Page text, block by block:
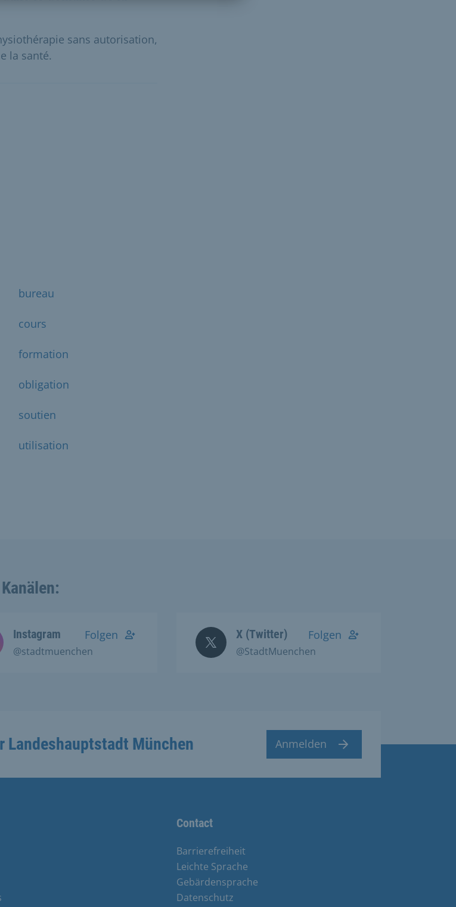
sans autorisation,
la santé.
bureau
cours
formation
obligation
soutien
utilisation
Instagram
@stadtmuenchen
Folgen X (Twitter)
@StadtMuenchen
Folgen
München Anmelden
Contact
Barrierefreiheit
Leichte Sprache
Gebärdensprache
Datenschutz